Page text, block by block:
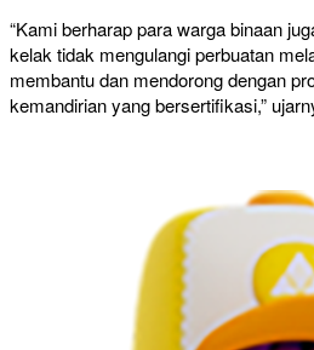
“Kami berharap para warga binaan
kelak tidak mengulangi perbuatan
membantu dan mendorong dengan
kemandirian yang bersertifikasi,”